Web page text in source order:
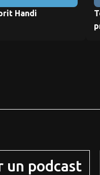
Handi
un podcast